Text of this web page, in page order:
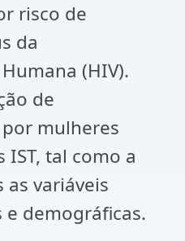
risco de
da
(HIV).
de
mulheres
tal como a
as variáveis
e demográficas.